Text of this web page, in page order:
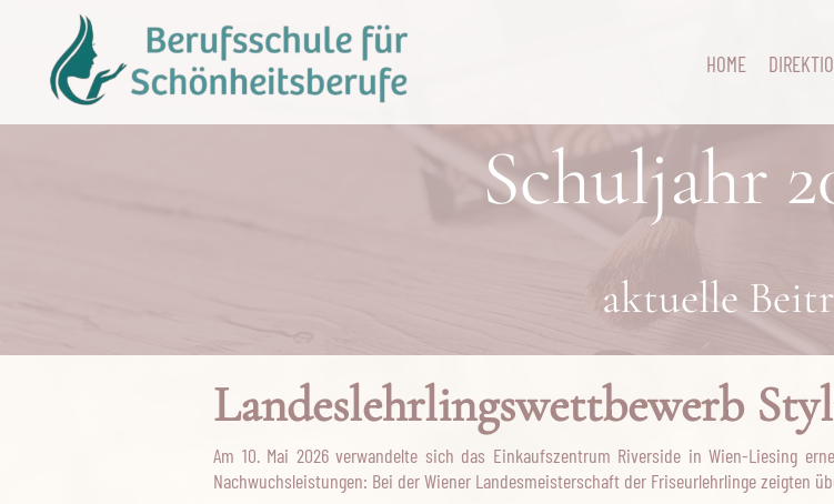
HOME
Schuljahr
aktuelle
Landeslehrlingswettbewerb
Am 10. Mai 2026 verwandelte sich das Einkaufszentrum Riverside in Wien-Liesing
Nachwuchsleistungen: Bei der Wiener Landesmeisterschaft der Friseurlehrlinge zeigten